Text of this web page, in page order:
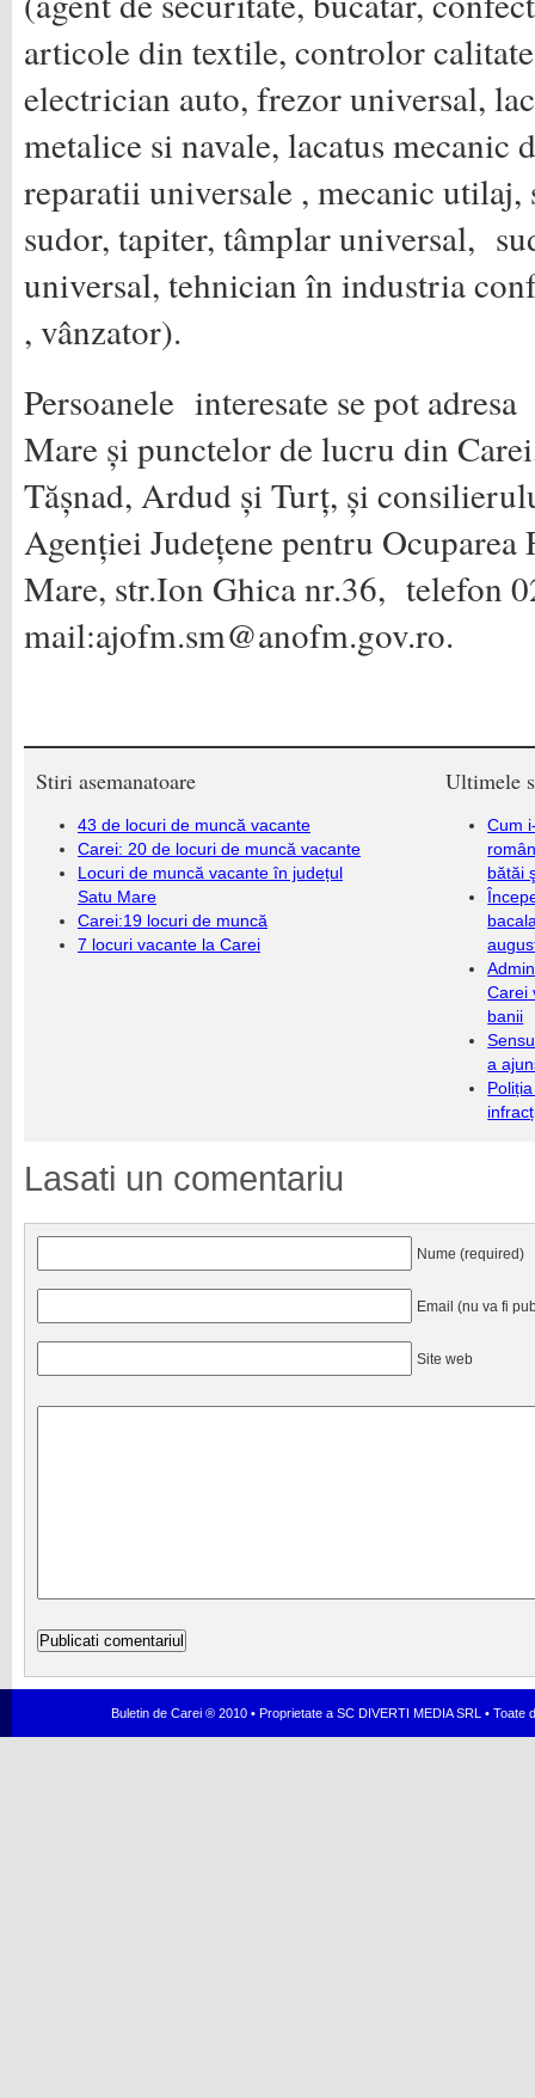
articole din textile, controlor
electrician auto, frezor universal,
metalice si navale, lacatus mecanic
reparatii universale , mecanic
sudor, tapiter, tâmplar universal,
universal, tehnician în industria
, vânzator).
Persoanele interesate se pot
Mare și punctelor de lucru din
Tășnad, Ardud și Turț, și
Agenției Județene pentru Ocuparea
Mare, str.Ion Ghica nr.36, telefon
mail:ajofm.sm@anofm.gov.ro.
Stiri asemanatoare
43 de locuri de muncă vacante
Carei: 20 de locuri de muncă vacante
Locuri de muncă vacante în județul
Satu Mare
Carei:19 locuri de muncă
7 locuri vacante la Carei
Ultimele
Cum
bătăi
Carei
banii
a
Lasati un comentariu
Nume (required)
Email (nu va fi
Site web
Buletin de Carei ® 2010 • Proprietate a SC DIVERTI MEDIA SRL •